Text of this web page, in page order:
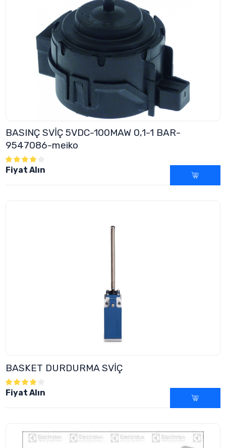
BASINÇ SVİÇ 5VDC-100MAW 0,1-1 BAR-
9547086-meiko
Fiyat Alın
BASKET DURDURMA SVİÇ
Fiyat Alın